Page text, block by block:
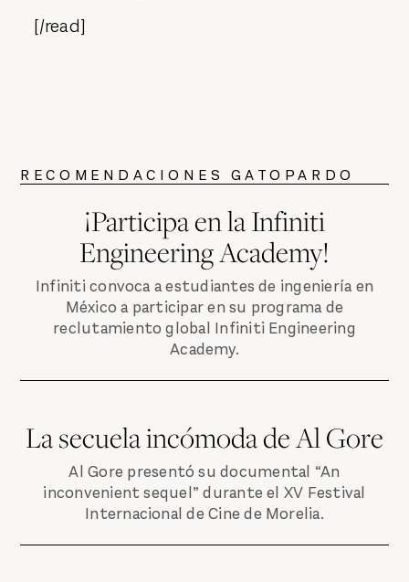
[/read]
RECOMENDACIONES GATOPARDO
¡Participa en la Infiniti
Engineering Academy!
Infiniti convoca a estudiantes de ingeniería en
México a participar en su programa de
reclutamiento global Infiniti Engineering
Academy.
La secuela incómoda de Al Gore
Al Gore presentó su documental “An
inconvenient sequel” durante el XV Festival
Internacional de Cine de Morelia.